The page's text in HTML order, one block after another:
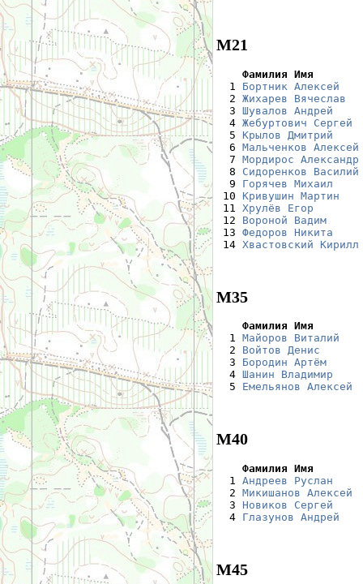
М21
Фамилия Имя
1 Бортник Алексей
  2
Жихарев Вячеслав
  3
Шувалов Андрей
  4
Жебуртович Сергей
  5
Крылов Дмитрий
  6
Мальченков Алексей
  7
Мордирос Александр
  8
Сидоренков Василий
  9
Горячев Михаил
10 Кривушин Мартин
11 Хрулёв Егор
12 Вороной Вадим
13 Федоров Никита
14 Хвастовский Кирилл
М35
Фамилия Имя
1 Майоров Виталий
  2
Войтов Денис
  3
Бородин Артём
  4
Шанин Владимир
  5
Емельянов Алексей
М40
Фамилия Имя
1 Андреев Руслан
  2
Микишанов Алексей
  3
Новиков Сергей
  4
Глазунов Андрей
М45